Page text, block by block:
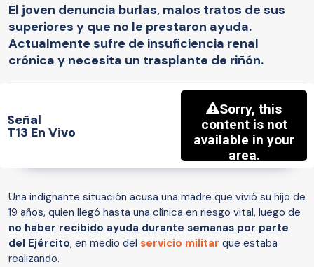
El joven denuncia burlas, malos tratos de sus
superiores y que no le prestaron ayuda.
Actualmente sufre de insuficiencia renal
crónica y necesita un trasplante de riñón.
Señal
T13 En Vivo
Una indignante situación acusa una madre que vivió su hijo de
19 años, quien llegó hasta una clínica en riesgo vital, luego de
no haber recibido ayuda durante semanas por parte
del Ejército, en medio del servicio militar que estaba
realizando.